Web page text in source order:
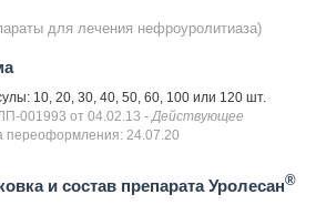
для лечения нефроуролитиаза)
10, 20, 30, 40, 50, 60, 100 или 120 шт.
001993 от 04.02.13 - Действующее
переоформления: 24.07.20
и состав препарата Уролесан®